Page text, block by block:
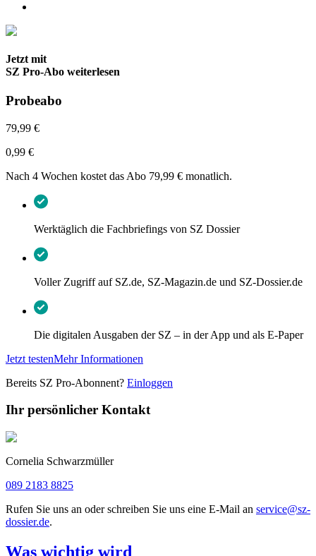
Jetzt mit
SZ Pro-Abo weiterlesen
Probeabo
79,99 €
0,99 €
Nach 4 Wochen kostet das Abo 79,99 € monatlich.
Werktäglich die Fachbriefings von SZ Dossier
Voller Zugriff auf SZ.de, SZ-Magazin.de und SZ-Dossier.de
Die digitalen Ausgaben der SZ – in der App und als E-Paper
Jetzt testenMehr Informationen
Bereits SZ Pro-Abonnent? Einloggen
Ihr persönlicher Kontakt
Cornelia Schwarzmüller
089 2183 8825
Rufen Sie uns an oder schreiben Sie uns eine E-Mail an service@sz-
dossier.de.
Was wichtig wird